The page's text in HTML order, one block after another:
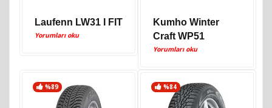
Laufenn LW31 I FIT
Yorumları oku
Kumho Winter
Craft WP51
Yorumları oku
%89 %84